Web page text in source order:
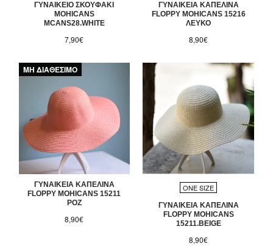
ΓΥΝΑΙΚΕΙΟ ΣΚΟΥΦΑΚΙ
MOHICANS
MCANS28.WHITE
7,90€
ΓΥΝΑΙΚΕΙΑ ΚΑΠΕΛΙΝΑ
FLOPPY MOHICANS 15216
ΛΕΥΚΟ
8,90€
ΜΗ ΔΙΑΘΕΣΙΜΟ
ΓΥΝΑΙΚΕΙΑ ΚΑΠΕΛΙΝΑ
FLOPPY MOHICANS 15211
ΡΟΖ
8,90€
ONE SIZE
ΓΥΝΑΙΚΕΙΑ ΚΑΠΕΛΙΝΑ
FLOPPY MOHICANS
15211.BEIGE
8,90€